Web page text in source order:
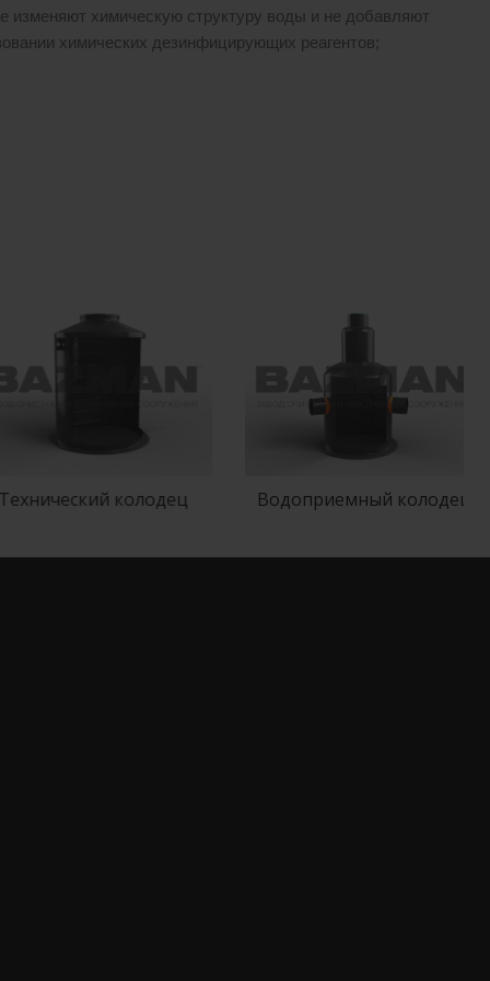
изменяют химическую структуру воды и не добавляют
химических дезинфицирующих реагентов;
колодец Водоприемный колодец